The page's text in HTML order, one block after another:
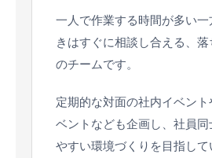
一人で作業する時間が多い一
きはすぐに相談し合える、
のチームです。
定期的な対面の社内イベン
ベントなども企画し、社員同
やすい環境づくりを目指して